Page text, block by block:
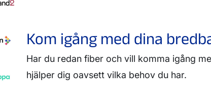
Kom igång med dina
Har du redan fiber och vill komma igång
hjälper dig oavsett vilka behov du har.